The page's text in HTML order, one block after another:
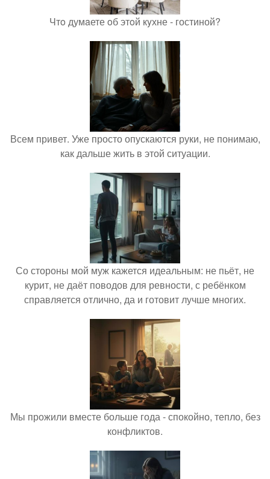
Чтo думaете oб этoй кyхне - гостиной?
Всем привет. Уже просто опускаются руки, не понимаю,
как дальше жить в этой ситуации.
Со стороны мой муж кажется идеальным: не пьёт, не
курит, не даёт поводов для ревности, с ребёнком
справляется отлично, да и готовит лучше многих.
Мы прожили вместе больше года - спокойно, тепло, без
конфликтов.